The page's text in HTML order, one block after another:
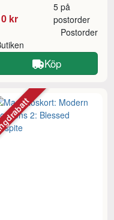
kr
5 på
postorder
Postorder
Köp